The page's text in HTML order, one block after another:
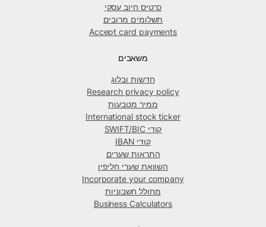
כרטיס חיוב עסקי
תשלומים מרובים
Accept card payments
משאבים
חדשות ובלוג
Research privacy policy
ממיר מטבעות
International stock ticker
קודי SWIFT/BIC
קודי IBAN
התראות שערים
השוואת שערי חליפין
Incorporate your company
מחולל חשבוניות
Business Calculators